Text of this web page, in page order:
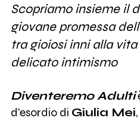
Scopriamo insieme il
giovane promessa
tra gioiosi inni alla
delicato intimismo
Diventeremo Adulti
d'esordio di Giulia Mei